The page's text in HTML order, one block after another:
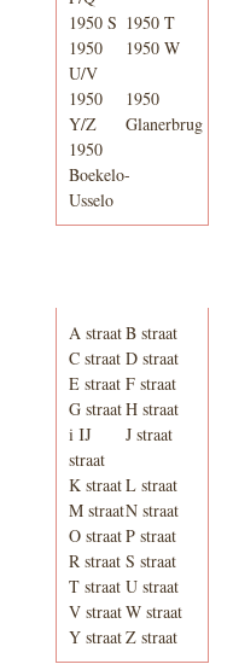
1950 S 1950 T
1950
U/V
1950 W
1950
Y/Z
1950
Glanerbrug
1950
Boekelo-
Usselo
A straatB straat
C straat D straat
E straat F straat
G straatH straat
i IJ
straat
J straat
K straatL straat
M straatN straat
O straatP straat
R straat S straat
T straat U straat
V straatW straat
Y straatZ straat